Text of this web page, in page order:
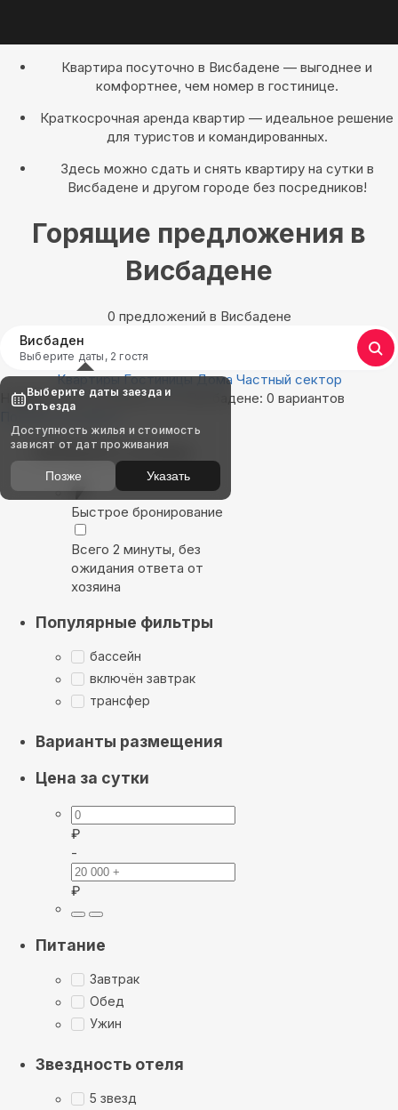
Квартира посуточно в Висбадене — выгоднее и
комфортнее, чем номер в гостинице.
Краткосрочная аренда квартир — идеальное решение
для туристов и командированных.
Здесь можно сдать и снять квартиру на сутки в
Висбадене и другом городе без посредников!
Горящие предложения в
Висбадене
0 предложений в Висбадене
Висбаден
Выберите даты, 2 гостя
Квартиры Гостиницы Дома Частный сектор
Найдём, где остановиться в Висбадене: 0 вариантов
Показать на карте
Выбирайте лучшее
Быстрое бронирование
Всего 2 минуты, без
ожидания ответа от
хозяина
Популярные фильтры
бассейн
включён завтрак
трансфер
Варианты размещения
Цена за сутки
₽
-
₽
Питание
Завтрак
Обед
Ужин
Звездность отеля
5 звезд
Выберите даты заезда и
отъезда
Доступность жилья и стоимость
зависят от дат проживания
Позже Указать